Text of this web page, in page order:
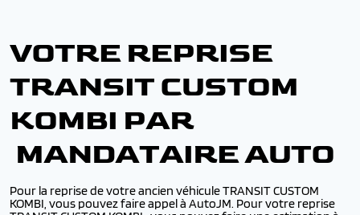
VOTRE REPRISE
TRANSIT CUSTOM
KOMBI PAR
MANDATAIRE AUTO
Pour la reprise de votre ancien véhicule TRANSIT CUSTOM
KOMBI, vous pouvez faire appel à AutoJM. Pour votre reprise